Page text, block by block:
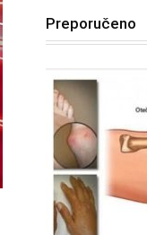
Preporučeno